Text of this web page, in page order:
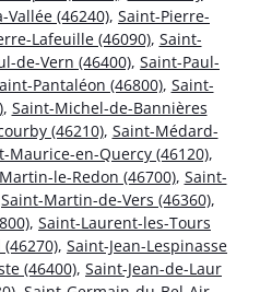
Vallée (46240), Saint-Pierre-
Lafeuille (46090), Saint-
de-Vern (46400), Saint-Paul-
Pantaléon (46800), Saint-
, Saint-Michel-de-Bannières
(46210), Saint-Médard-
Maurice-en-Quercy (46120),
le-Redon (46700), Saint-
Saint-Martin-de-Vers (46360),
, Saint-Laurent-les-Tours
, Saint-Jean-Lespinasse
(46400), Saint-Jean-de-Laur